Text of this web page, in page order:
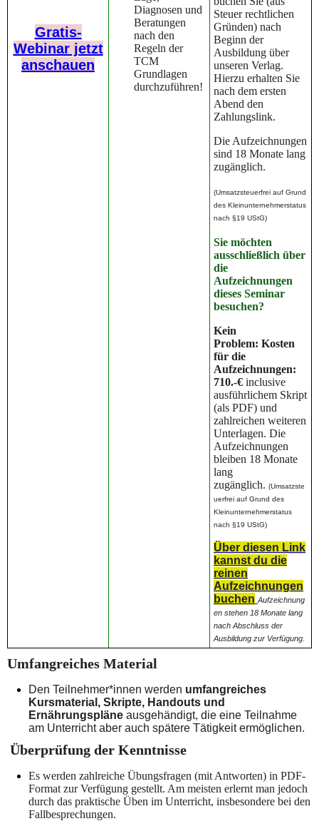
Gratis-
Webinar jetzt
anschauen
Diagnosen und
Beratungen
nach den
Regeln der
TCM
Grundlagen
durchzuführen!
Steuer rechtlichen
Gründen) nach
Beginn der
Ausbildung über
unseren Verlag.
Hierzu erhalten Sie
nach dem ersten
Abend den
Zahlungslink.
Die Aufzeichnungen
sind 18 Monate lang
zugänglich.
(Umsatzsteuerfrei auf Grund
des Kleinunternehmerstatus
nach §19 UStG)
Sie möchten
ausschließlich über
die
Aufzeichnungen
dieses Seminar
besuchen?
Kein
Problem: Kosten
für die
Aufzeichnungen:
710.-€ inclusive
ausführlichem Skript
(als PDF) und
zahlreichen weiteren
Unterlagen. Die
Aufzeichnungen
bleiben 18 Monate
lang
zugänglich. (Umsatzste
uerfrei auf Grund des
Kleinunternehmerstatus
nach §19 UStG)
Über diesen Link
kannst du die
reinen
Aufzeichnungen
buchen Aufzeichnung
en stehen 18 Monate lang
nach Abschluss der
Ausbildung zur Verfügung.
Umfangreiches Material
Den Teilnehmer*innen werden umfangreiches
Kursmaterial, Skripte, Handouts und
Ernährungspläne ausgehändigt, die eine Teilnahme
am Unterricht aber auch spätere Tätigkeit ermöglichen.
Überprüfung der Kenntnisse
Es werden zahlreiche Übungsfragen (mit Antworten) in PDF-
Format zur Verfügung gestellt. Am meisten erlernt man jedoch
durch das praktische Üben im Unterricht, insbesondere bei den
Fallbesprechungen.